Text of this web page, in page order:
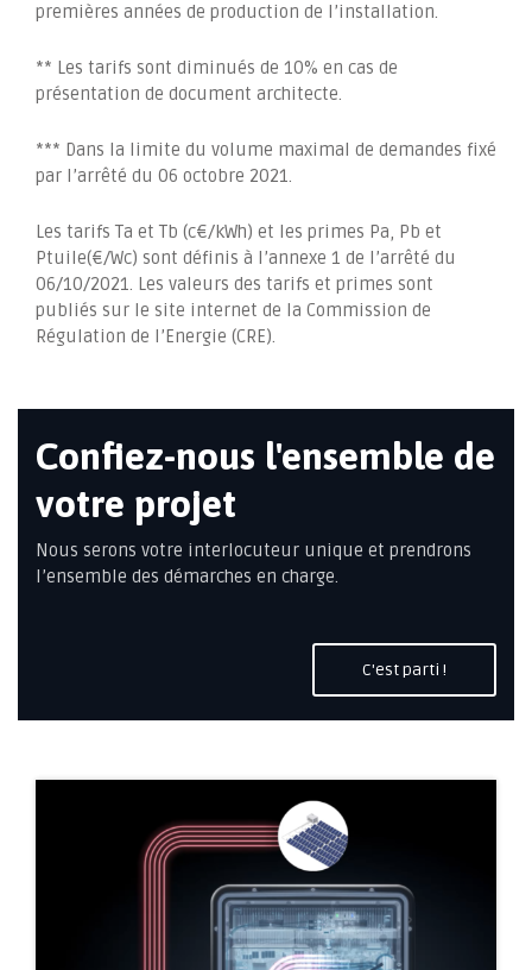
premières années de production de l’installation.
** Les tarifs sont diminués de 10% en cas de
présentation de document architecte.
*** Dans la limite du volume maximal de demandes fixé
par l’arrêté du 06 octobre 2021.
Les tarifs Ta et Tb (c€/kWh) et les primes Pa, Pb et
Ptuile(€/Wc) sont définis à l’annexe 1 de l’arrêté du
06/10/2021. Les valeurs des tarifs et primes sont
publiés sur le site internet de la Commission de
Régulation de l’Energie (CRE).
Confiez-nous l'ensemble de
votre projet
Nous serons votre interlocuteur unique et prendrons
l’ensemble des démarches en charge.
C'est parti !